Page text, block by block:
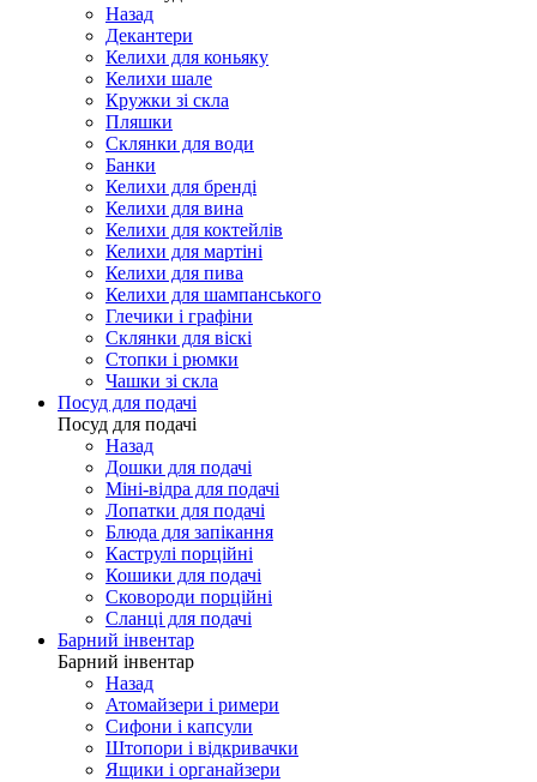
Назад
Декантери
Келихи для коньяку
Келихи шале
Кружки зі скла
Пляшки
Склянки для води
Банки
Келихи для бренді
Келихи для вина
Келихи для коктейлів
Келихи для мартіні
Келихи для пива
Келихи для шампанського
Глечики і графіни
Склянки для віскі
Стопки і рюмки
Чашки зі скла
Посуд для подачі
Посуд для подачі
Назад
Дошки для подачі
Міні-відра для подачі
Лопатки для подачі
Блюда для запікання
Каструлі порційні
Кошики для подачі
Сковороди порційні
Сланці для подачі
Барний інвентар
Барний інвентар
Назад
Атомайзери і римери
Сифони і капсули
Штопори і відкривачки
Ящики і органайзери